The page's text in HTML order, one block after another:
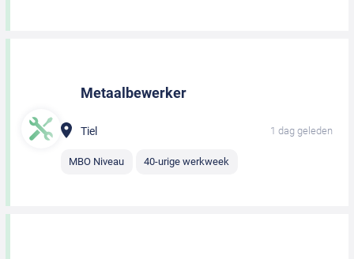
Metaalbewerker
Tiel 1 dag geleden
MBO Niveau 40-urige werkweek